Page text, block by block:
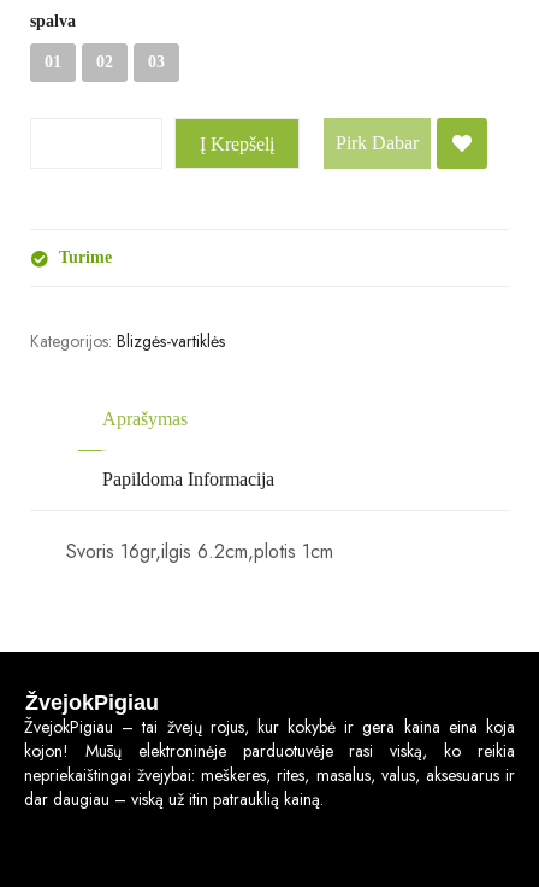
spalva
01 02 03
Į Krepšelį Pirk Dabar
Turime
Kategorijos: Blizgės-vartiklės
Aprašymas
Papildoma Informacija
Svoris 16gr,ilgis 6.2cm,plotis 1cm
ŽvejokPigiau
ŽvejokPigiau – tai žvejų rojus, kur kokybė ir gera kaina eina koja
kojon! Mūsų elektroninėje parduotuvėje rasi viską, ko reikia
nepriekaištingai žvejybai: meškeres, rites, masalus, valus, aksesuarus ir
dar daugiau – viską už itin patrauklią kainą.